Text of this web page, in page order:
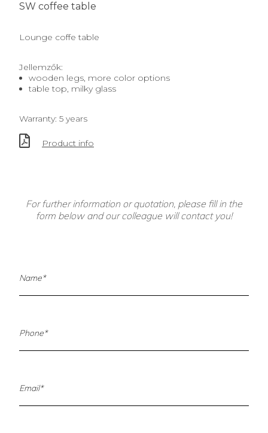
SW coffee table
Lounge coffe table
Jellemzők:
wooden legs, more color options
table top, milky glass
Warranty: 5 years
Product info
For further information or quotation, please fill in the
form below and our colleague will contact you!